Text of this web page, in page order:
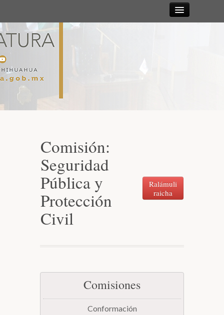
Mesa Directiva y Diputación Permanente
Junta de Coordinación Política
Secretarías
Transparencia
Comisión:
Seguridad
Pública y
Protección
Civil
Ralámuli
raicha
Comisiones
Conformación